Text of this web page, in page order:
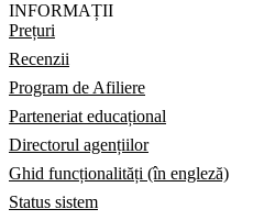
INFORMAȚII
Prețuri
Recenzii
Program de Afiliere
Parteneriat educațional
Directorul agențiilor
Ghid funcționalități (în engleză)
Status sistem